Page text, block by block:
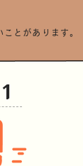
とがあります。